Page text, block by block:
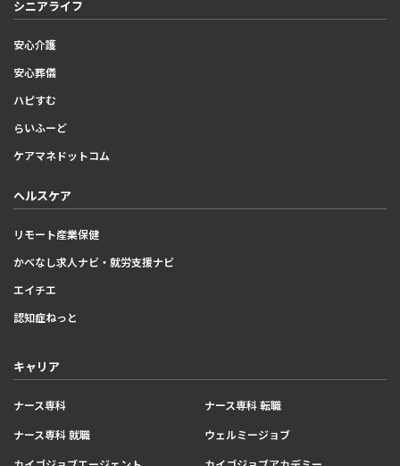
シニアライフ
安心介護
安心葬儀
ハピすむ
らいふーど
ケアマネドットコム
ヘルスケア
リモート産業保健
かべなし求人ナビ・就労支援ナビ
エイチエ
認知症ねっと
キャリア
ナース専科
ナース専科 転職
ナース専科 就職
ウェルミージョブ